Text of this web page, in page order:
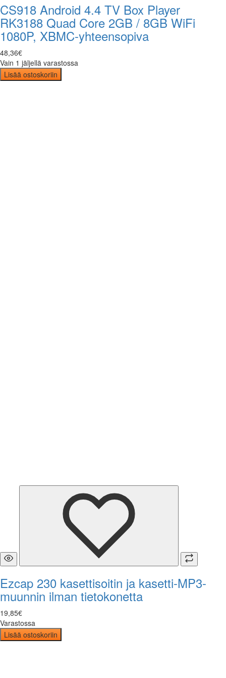
CS918 Android 4.4 TV Box Player
RK3188 Quad Core 2GB / 8GB WiFi
1080P, XBMC-yhteensopiva
48,36€
Vain 1 jäljellä varastossa
Lisää ostoskoriin
Ezcap 230 kasettisoitin ja kasetti-MP3-
muunnin ilman tietokonetta
19,85€
Varastossa
Lisää ostoskoriin